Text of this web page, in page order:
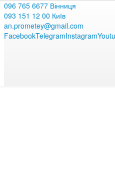
096 765 6677 Вінниця
093 151 12 00 Київ
an.prometey@gmail.com
FacebookTelegramInstagram